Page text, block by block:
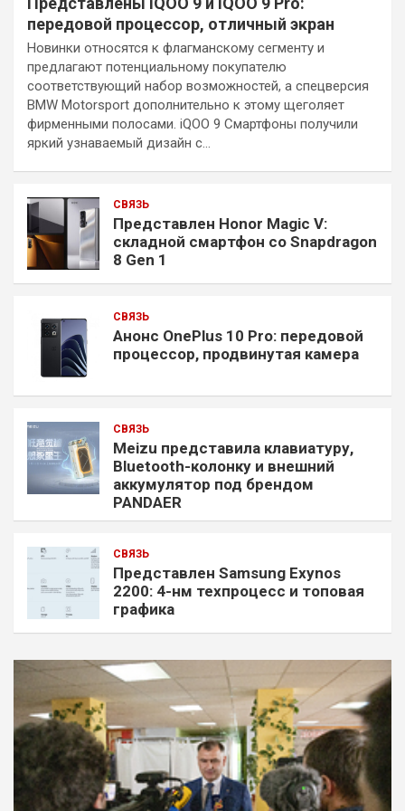
передовой процессор, отличный экран
Новинки относятся к флагманскому сегменту и
предлагают потенциальному покупателю
соответствующий набор возможностей, а спецверсия
BMW Motorsport дополнительно к этому щеголяет
фирменными полосами. iQOO 9 Смартфоны получили
яркий узнаваемый дизайн с…
СВЯЗЬ
Представлен Honor Magic V:
складной смартфон со Snapdragon
8 Gen 1
СВЯЗЬ
Анонс OnePlus 10 Pro: передовой
процессор, продвинутая камера
СВЯЗЬ
Meizu представила клавиатуру,
Bluetooth-колонку и внешний
аккумулятор под брендом
PANDAER
СВЯЗЬ
Представлен Samsung Exynos
2200: 4-нм техпроцесс и топовая
графика